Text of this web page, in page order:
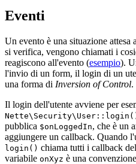
Eventi
Un evento è una situazione
si verifica, vengono chiamati i
reagiscono all'evento (esempio).
l'invio di un form, il login di un
una forma di Inversion of Control.
Il login dell'utente avviene per
pubblica $onLoggedIn, che è un
aggiungere un callback. Quando
login() chiama tutti i callback
variabile onXyz è una